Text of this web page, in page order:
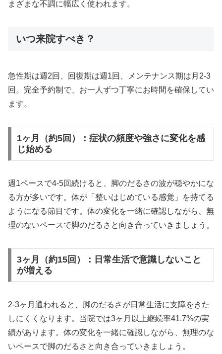
まざまな不調に幅広く使われます。
いつ来院すべき？
急性期は週2回、回復期は週1回、メンテナンス期は月2-3
回。完全予約制で、お一人ずつ丁寧にお時間を確保してい
ます。
1ヶ月（約5回）：症状の頻度や強さに変化を感
じ始める
週1ペースで4-5回続けると、脚のだるさの波が穏やかにな
る方が多いです。体が「整いはじめている感覚」を持てる
ようになる節目です。体の変化を一緒に確認しながら、無
理のないペースで脚のだるさと向き合っていきましょう。
3ヶ月（約15回）：日常生活で意識しないこと
が増える
2-3ヶ月通われると、脚のだるさが日常生活に支障をきた
しにくくなります。当院では3ヶ月以上継続率41.7%の実
績があります。体の変化を一緒に確認しながら、無理のな
いペースで脚のだるさと向き合っていきましょう。